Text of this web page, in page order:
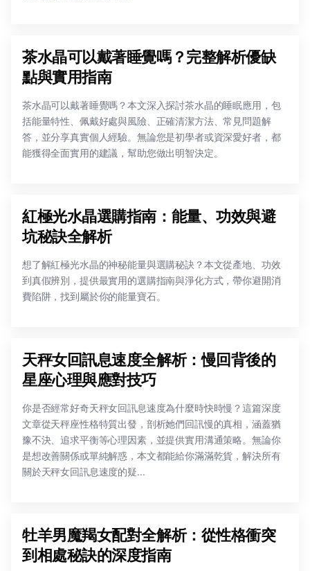
茶水晶可以戴著睡覺嗎？完整解析優缺
點與實用指南
茶水晶可以戴著睡覺嗎？本文深入探討茶水晶的睡眠應用，包
括能量特性、佩戴好處與風險、正確清潔方法、常見問題解
答，並分享真實個人經驗。無論您是初學者或資深愛好者，都
能獲得全面實用的建議，幫助您做出明智決定。
紅極光水晶選購指南：能量、功效與避
坑秘訣全解析
想了解紅極光水晶的神秘能量與選購秘訣？本文從產地、功效
到真假辨別，提供最實用的選購指南與淨化方式，帶你避開消
費陷阱，找到屬於你的能量寶石。
天秤女回訊息速度全解析：慢回背後的
星座心理與應對技巧
你是否經常好奇天秤女回訊息速度為什麼時快時慢？這篇深度
文章從天秤座性格特質出發，剖析她們回訊慢的真相，涵蓋猶
豫不決、追求平衡等心理因素，並提供實用溝通策略。無論你
是想改善關係或單純解惑，本文都能給你滿滿乾貨，解決所有
關於天秤女回訊息速度的疑...
牡羊男魔羯女配對全解析：從性格衝突
到相處秘訣的深度指南